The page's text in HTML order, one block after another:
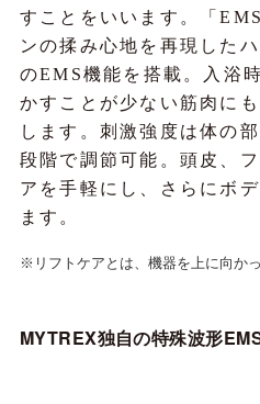
すことをいいます。「
ンの揉み心地を再現した
のEMS機能を搭載。入浴
かすことが少ない筋肉に
します。刺激強度は体の
段階で調節可能。頭皮、
アを手軽にし、さらにボ
ます。
※リフトケアとは、機器を上に向か
MYTREX独自の特殊波形